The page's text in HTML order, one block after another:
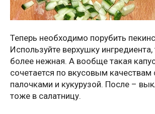
Теперь необходимо порубить
Используйте верхушку ингредиента,
более нежная. А вообще такая
сочетается по вкусовым
палочками и кукурузой. После –
тоже в салатницу.